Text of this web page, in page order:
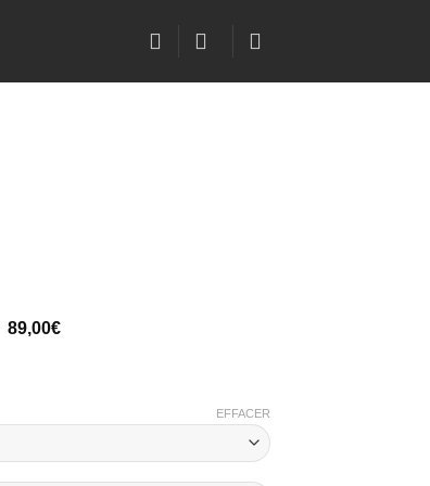
89,00€Plage
EFFACER